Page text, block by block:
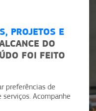
PROJETOS E
DO
FOI FEITO
preferências de
Acompanhe
Place: como
produção